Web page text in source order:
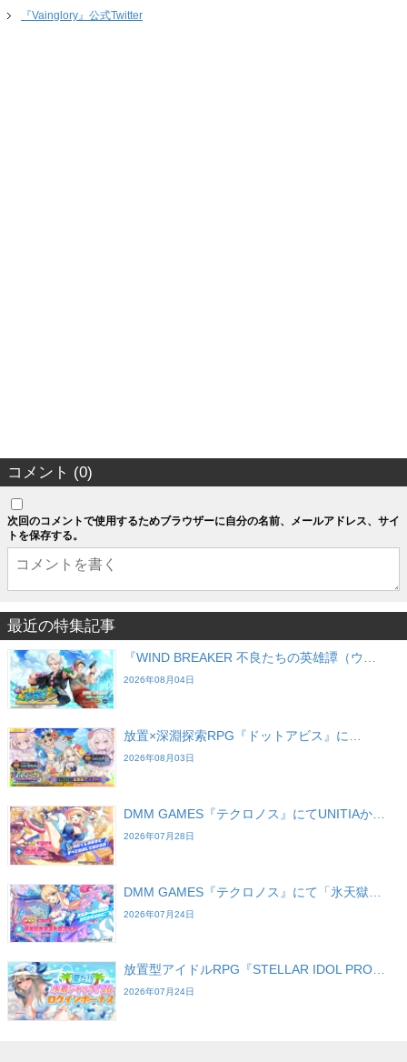
『Vainglory』公式Twitter
コメント (0)
次回のコメントで使用するためブラウザーに自分の名前、メールアドレス、サイ
トを保存する。
最近の特集記事
『WIND BREAKER 不良たちの英雄譚（ウ…
2026年08月04日
放置×深淵探索RPG『ドットアビス』に…
2026年08月03日
DMM GAMES『テクロノス』にてUNITIAか…
2026年07月28日
DMM GAMES『テクロノス』にて「氷天獄…
2026年07月24日
放置型アイドルRPG『STELLAR IDOL PRO…
2026年07月24日